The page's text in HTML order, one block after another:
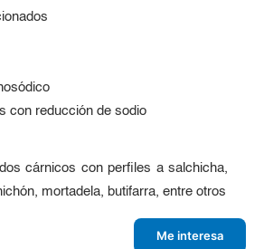
con reducción de sodio
cárnicos con perfiles a salchicha,
mortadela, butifarra, entre otros
Me interesa